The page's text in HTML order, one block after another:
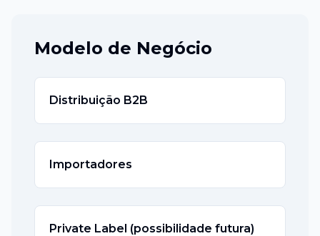
Modelo de Negócio
Distribuição B2B
Importadores
Private Label (possibilidade futura)